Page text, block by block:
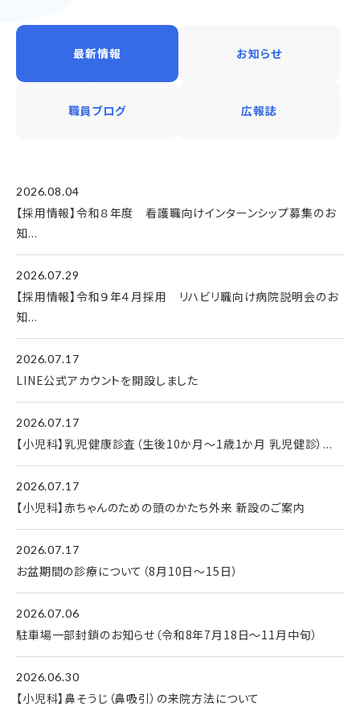
最新情報 お知らせ
職員ブログ 広報誌
2026.08.04
【採用情報】令和８年度 看護職向けインターンシップ募集のお
知...
2026.07.29
【採用情報】令和９年４月採用 リハビリ職向け病院説明会のお
知...
2026.07.17
LINE公式アカウントを開設しました
2026.07.17
【小児科】乳児健康診査（生後10か月～1歳1か月 乳児健診）...
2026.07.17
【小児科】赤ちゃんのための頭のかたち外来 新設のご案内
2026.07.17
お盆期間の診療について（8月10日〜15日）
2026.07.06
駐車場一部封鎖のお知らせ（令和8年7月18日～11月中旬）
2026.06.30
【小児科】鼻そうじ（鼻吸引）の来院方法について